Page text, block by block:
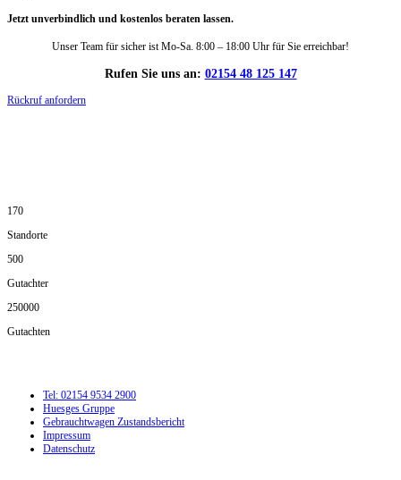
Jetzt unverbindlich und kostenlos beraten lassen.
Unser Team für sicher ist Mo-Sa. 8:00 – 18:00 Uhr für Sie erreichbar!
Rufen Sie uns an: 02154 48 125 147
Rückruf anfordern
170
Standorte
500
Gutachter
250000
Gutachten
Tel: 02154 9534 2900
Huesges Gruppe
Gebrauchtwagen Zustandsbericht
Impressum
Datenschutz